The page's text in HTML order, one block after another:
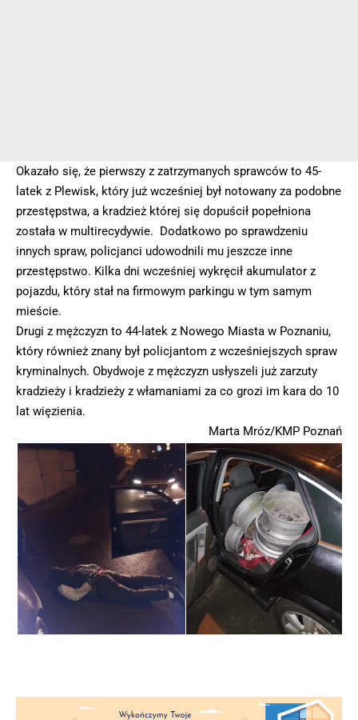
Okazało się, że pierwszy z zatrzymanych sprawców to 45-
latek z Plewisk, który już wcześniej był notowany za podobne
przestępstwa, a kradzież której się dopuścił popełniona
została w multirecydywie. Dodatkowo po sprawdzeniu
innych spraw, policjanci udowodnili mu jeszcze inne
przestępstwo. Kilka dni wcześniej wykręcił akumulator z
pojazdu, który stał na firmowym parkingu w tym samym
mieście.
Drugi z mężczyzn to 44-latek z Nowego Miasta w Poznaniu,
który również znany był policjantom z wcześniejszych spraw
kryminalnych. Obydwoje z mężczyzn usłyszeli już zarzuty
kradzieży i kradzieży z włamaniami za co grozi im kara do 10
lat więzienia.
Marta Mróz/KMP Poznań